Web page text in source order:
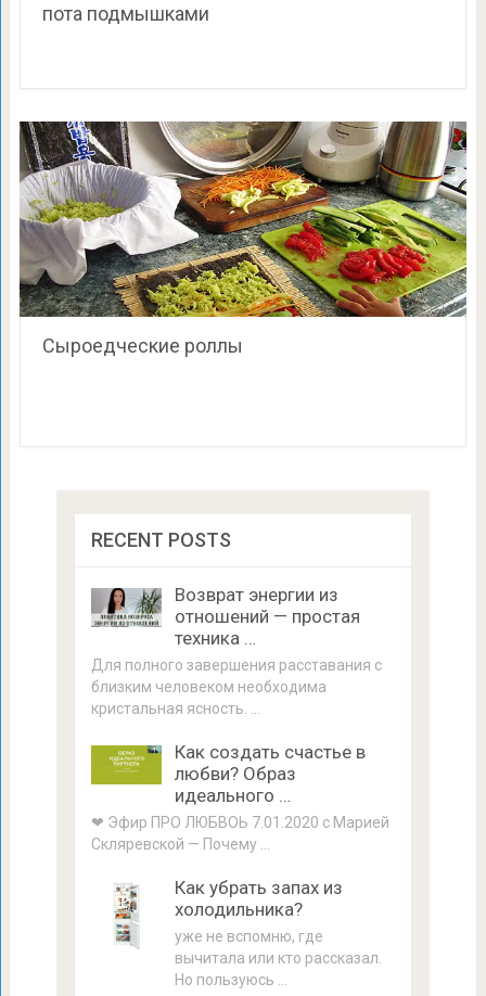
пота подмышками
Сыроедческие роллы
RECENT POSTS
Возврат энергии из
отношений — простая
техника …
Для полного завершения расставания с
близким человеком необходима
кристальная ясность. …
Как создать счастье в
любви? Образ
идеального …
❤ Эфир ПРО ЛЮБВОЬ 7.01.2020 с Марией
Скляревской — Почему …
Как убрать запах из
холодильника?
уже не вспомню, где
вычитала или кто рассказал.
Но пользуюсь …